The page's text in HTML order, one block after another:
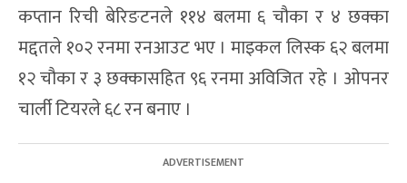
कप्तान रिची बेरिङटनले ११४ बलमा ६ चौका र ४ छक्का
मद्दतले १०२ रनमा रनआउट भए । माइकल लिस्क ६२ बलमा
१२ चौका र ३ छक्कासहित ९६ रनमा अविजित रहे । ओपनर
चार्ली टियरले ६८ रन बनाए ।